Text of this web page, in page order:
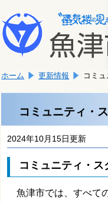
文
へ
移
ま
す。
こ
か
文
ホーム 更新情報 コミ
コミュニティ・
2024年10月15日更新
コミュニティ・ス
魚津市では、すべて